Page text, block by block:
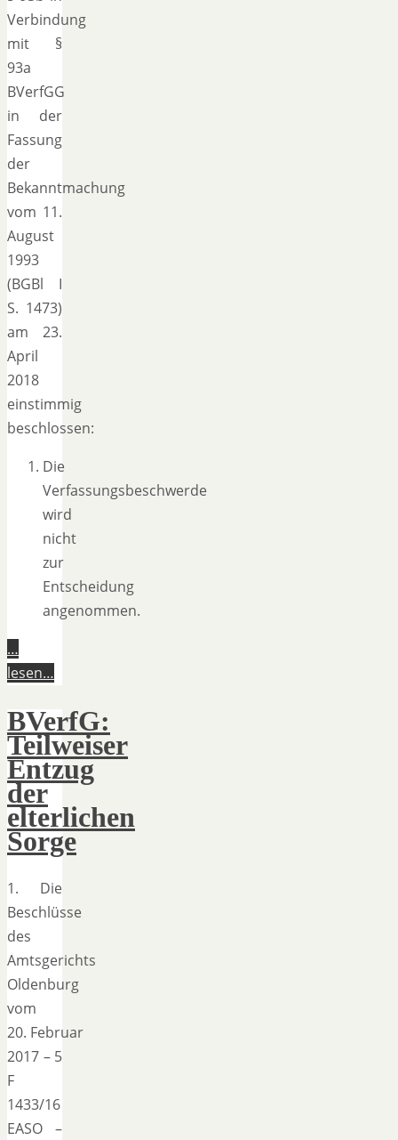
Verbindung
mit §
93a
BVerfGG
in der
Fassung
der
Bekanntmachung
vom 11.
August
1993
(BGBl I
S. 1473)
am 23.
April
2018
einstimmig
beschlossen:
Die
Verfassungsbeschwerde
wird
nicht
zur
Entscheidung
angenommen.
…
lesen…
BVerfG:
Teilweiser
Entzug
der
elterlichen
Sorge
1. Die
Beschlüsse
des
Amtsgerichts
Oldenburg
vom
20. Februar
2017 – 5
F
1433/16
EASO –